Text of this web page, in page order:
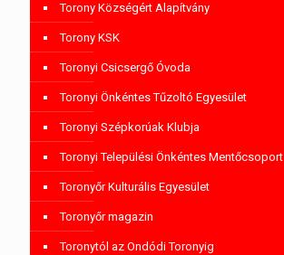
Torony Községért Alapítvány
Torony KSK
Toronyi Csicsergő Óvoda
Toronyi Önkéntes Tűzoltó Egyesület
Toronyi Szépkorúak Klubja
Toronyi Települési Önkéntes Mentőcsoport
Toronyőr Kulturális Egyesület
Toronyőr magazin
Toronytól az Ondódi Toronyig